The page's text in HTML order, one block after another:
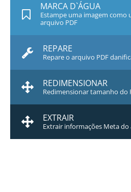
MARCA D`ÁGUA
Estampe uma imagem como
arquivo PDF
REPARE
Repare o arquivo PDF
REDIMENSIONAR
Redimensionar tamanho do
EXTRAIR
Extrair informações Meta do